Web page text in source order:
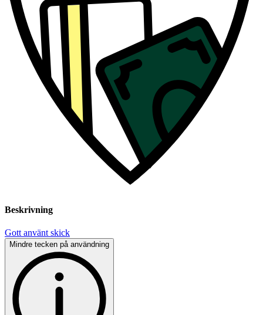
Beskrivning
Gott använt skick
Mindre tecken på användning